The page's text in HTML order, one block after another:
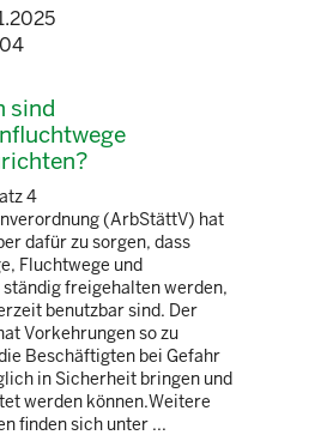
sind
4
(ArbStättV) hat
dafür zu sorgen, dass
Fluchtwege und
ständig freigehalten werden,
benutzbar sind. Der
Vorkehrungen so zu
Beschäftigten bei Gefahr
in Sicherheit bringen und
werden können.Weitere
finden sich unter ...